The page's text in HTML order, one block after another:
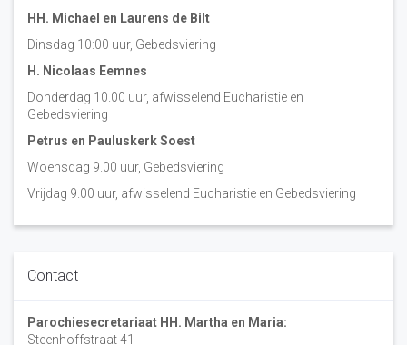
HH. Michael en Laurens de Bilt
Dinsdag 10:00 uur, Gebedsviering
H. Nicolaas Eemnes
Donderdag 10.00 uur, afwisselend Eucharistie en
Gebedsviering
Petrus en Pauluskerk Soest
Woensdag 9.00 uur, Gebedsviering
Vrijdag 9.00 uur, afwisselend Eucharistie en Gebedsviering
Contact
Parochiesecretariaat HH. Martha en Maria:
Steenhoffstraat 41